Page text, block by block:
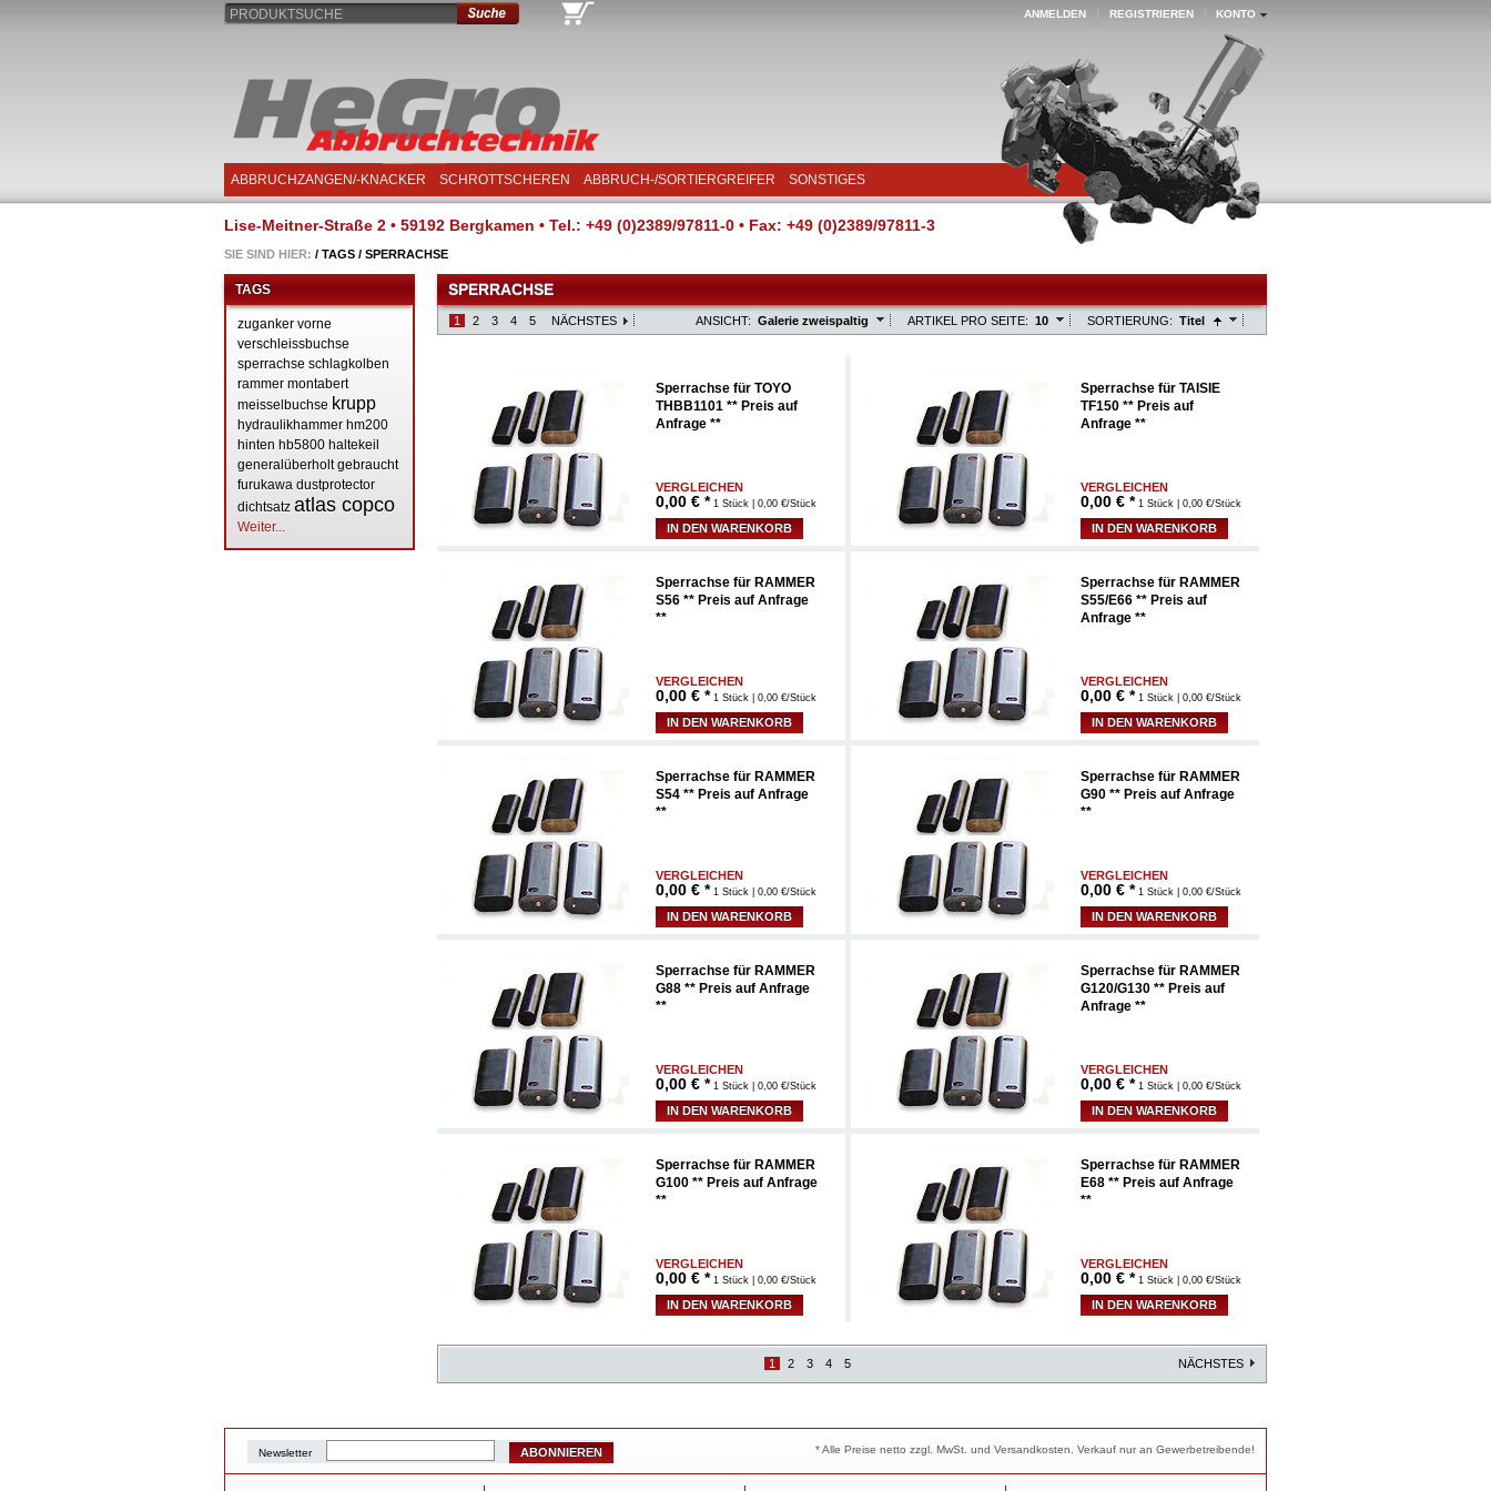
KONTO
ANMELDEN REGISTRIEREN
ABBRUCHZANGEN/-KNACKER SCHROTTSCHEREN ABBRUCH-/SORTIERGREIFER SONSTIGES
PRODUKTSUCHE
Lise-Meitner-Straße 2 • 59192 Bergkamen • Tel.: +49 (0)2389/97811-0 • Fax: +49 (0)2389/97811-3
SIE SIND HIER: / TAGS / SPERRACHSE
TAGS
zuganker vorne
verschleissbuchse
sperrachse schlagkolben
rammer montabert
meisselbuchse krupp
hydraulikhammer hm200
hinten hb5800 haltekeil
generalüberholt gebraucht
furukawa dustprotector
dichtsatz atlas copco
Weiter...
SPERRACHSE
1 2 3 4 5 NÄCHSTES SORTIERUNG: Titel
ARTIKEL PRO SEITE: 10
ANSICHT: Galerie zweispaltig
Sperrachse für TOYO
THBB1101 ** Preis auf
Anfrage **
VERGLEICHEN
0,00 € * 1 Stück | 0,00 €/Stück
IN DEN WARENKORB
Sperrachse für TAISIE
TF150 ** Preis auf
Anfrage **
VERGLEICHEN
0,00 € * 1 Stück | 0,00 €/Stück
IN DEN WARENKORB
Sperrachse für RAMMER
S56 ** Preis auf Anfrage
**
VERGLEICHEN
0,00 € * 1 Stück | 0,00 €/Stück
IN DEN WARENKORB
Sperrachse für RAMMER
S55/E66 ** Preis auf
Anfrage **
VERGLEICHEN
0,00 € * 1 Stück | 0,00 €/Stück
IN DEN WARENKORB
Sperrachse für RAMMER
S54 ** Preis auf Anfrage
**
VERGLEICHEN
0,00 € * 1 Stück | 0,00 €/Stück
IN DEN WARENKORB
Sperrachse für RAMMER
G90 ** Preis auf Anfrage
**
VERGLEICHEN
0,00 € * 1 Stück | 0,00 €/Stück
IN DEN WARENKORB
Sperrachse für RAMMER
G88 ** Preis auf Anfrage
**
VERGLEICHEN
0,00 € * 1 Stück | 0,00 €/Stück
IN DEN WARENKORB
Sperrachse für RAMMER
G120/G130 ** Preis auf
Anfrage **
VERGLEICHEN
0,00 € * 1 Stück | 0,00 €/Stück
IN DEN WARENKORB
Sperrachse für RAMMER
G100 ** Preis auf Anfrage
**
VERGLEICHEN
0,00 € * 1 Stück | 0,00 €/Stück
IN DEN WARENKORB
Sperrachse für RAMMER
E68 ** Preis auf Anfrage
**
VERGLEICHEN
0,00 € * 1 Stück | 0,00 €/Stück
IN DEN WARENKORB
1 2 3 4 5 NÄCHSTES
Newsletter ABONNIEREN * Alle Preise netto zzgl. MwSt. und Versandkosten. Verkauf nur an Gewerbetreibende!